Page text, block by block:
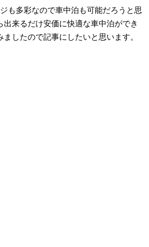
も多彩なので車中泊も可能だろうと思
出来るだけ安価に快適な車中泊ができ
ましたので記事にしたいと思います。